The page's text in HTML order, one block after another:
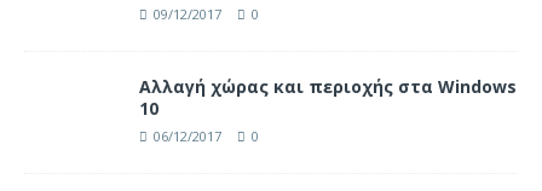
09/12/2017 0
Αλλαγή χώρας και περιοχής στα Windows
10
06/12/2017 0